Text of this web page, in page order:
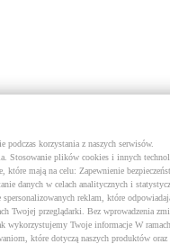
podczas korzystania z naszych serwisów.
Stosowanie plików cookies i innych
mają na celu: Zapewnienie
danych w celach analitycznych i
reklam, które
Twojej przeglądarki. Bez wprowadzenia
wykorzystujemy Twoje informacje W ramach
które dotyczą naszych produktów oraz